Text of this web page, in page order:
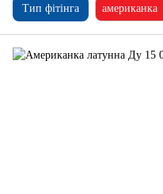
Тип фітінга американка